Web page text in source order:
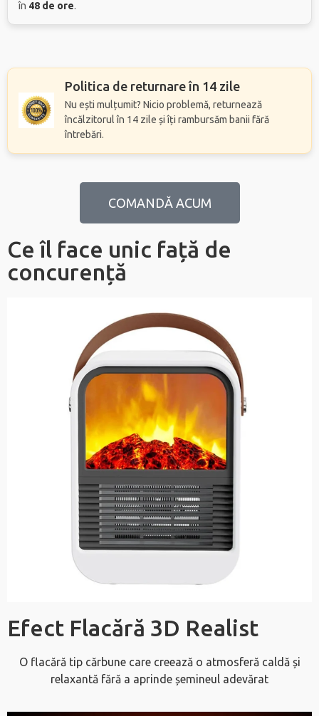
în 48 de ore.
Politica de returnare în 14 zile
Nu ești mulțumit? Nicio problemă, returnează
încălzitorul în 14 zile și îți rambursăm banii fără
întrebări.
COMANDĂ ACUM
Ce îl face unic față de
concurență
Efect Flacără 3D Realist
O flacără tip cărbune care creează o atmosferă caldă și
relaxantă fără a aprinde șemineul adevărat